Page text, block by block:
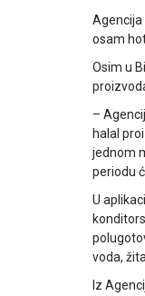
Agencija
osam
Osim u
–
halal
jednom
periodu
U
voda,
Iz